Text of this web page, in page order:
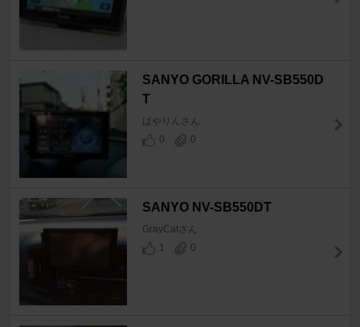
SANYO GORILLA NV-SB550D
T
ばやりんさん
0
0
SANYO NV-SB550DT
GrayCatさん
1
0